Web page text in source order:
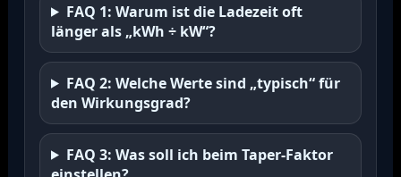
FAQ 1: Warum ist die Ladezeit oft
länger als „kWh ÷ kW“?
FAQ 2: Welche Werte sind „typisch“ für
den Wirkungsgrad?
FAQ 3: Was soll ich beim Taper-Faktor